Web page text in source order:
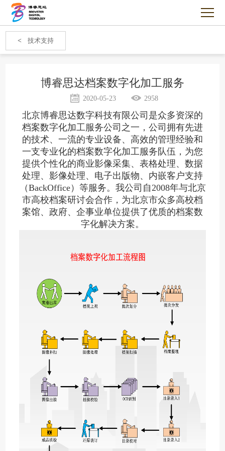
< 技术支持
博睿思达档案数字化加工服务
2020-05-23 2958
北京博睿思达数字科技有限公司是众多资深的
档案数字化加工服务公司之一，公司拥有先进
的技术、一流的专业设备、高效的管理经验和
一支专业化的档案数字化加工服务队伍，为您
提供个性化的商业影像采集、表格处理、数据
处理、影像处理、电子出版物、内嵌客户支持
（BackOffice）等服务。 我公司自 2008年与北京
市高校档案研讨会合作，为北京市众多高校档
案馆、政府、企事业单位提供了优质的档案数
字化解决方案。